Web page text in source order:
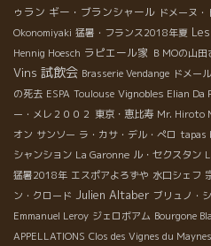
ゥラン ギー・ブランシャール ドメーヌ
Okonomiyaki 猛暑・フランス2018年夏
Hennig Hoesch ラピエール家 ＢＭОの山田
Vins 試飲会 Brasserie Vendange ドメー
の死去 ESPA Toulouse Vignobles Elian Da
ー・メレ２００２ 東京・恵比寿 Mr. Hiroto
オン サンソー ラ・カサ・デル・ぺロ tapas
シャンション La Garonne ル・セクスタン
猛暑2018年 エスポアよろずや 水口シェフ
ン・クロード Julien Altaber ブリュノ・
Emmanuel Leroy ジェロボアム Bourgone
APPELLATIONS Clos des Vignes du Maynes